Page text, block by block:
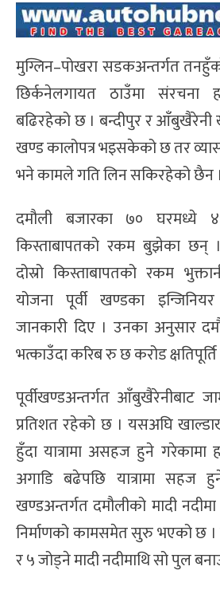
मुग्लिन–पोखरा सडकअन्तर्गत
छिर्कनेलगायत ठाउँमा संरचना
बढिरहेको छ । बन्दीपुर र आँबुखैरेनी
खण्ड कालोपत्र भइसकेको छ तर
भने कामले गति लिन सकिरहेको छैन ।
दमौली बजारका ७० घरमध्ये
किस्ताबापतको रकम बुझेका छन्
दोस्रो किस्ताबापतको रकम
योजना पूर्वी खण्डका
जानकारी दिए । उनका अनुसार
भत्काउँदा करिब रु छ करोड क्षतिपूर्ति
पूर्वीखण्डअन्तर्गत आँबुखैरेनीबाट
प्रतिशत रहेको छ । यसअघि
हुँदा यात्रामा असहज हुने गरेकामा
अगाडि बढेपछि यात्रामा सहज
खण्डअन्तर्गत दमौलीको मादी
निर्माणको कामसमेत सुरु भएको छ ।
र ५ जोड्ने मादी नदीमाथि सो पुल